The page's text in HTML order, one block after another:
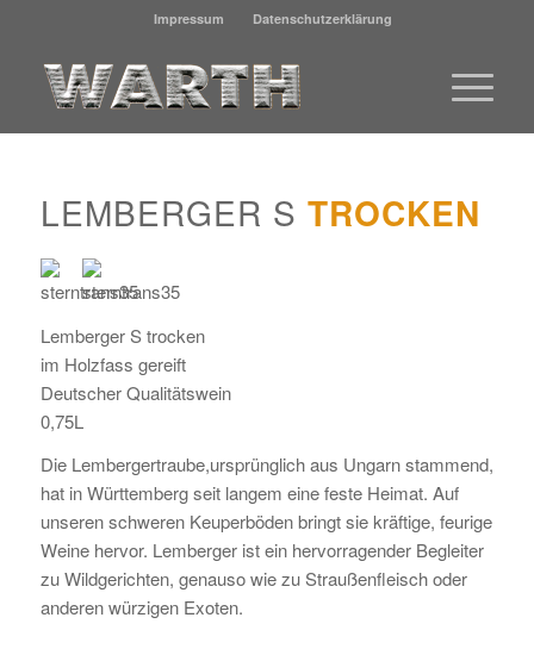
Impressum Datenschutzerklärung
LEMBERGER S TROCKEN
Lemberger S trocken
im Holzfass gereift
Deutscher Qualitätswein
0,75L
Die Lembergertraube,ursprünglich aus Ungarn stammend,
hat in Württemberg seit langem eine feste Heimat. Auf
unseren schweren Keuperböden bringt sie kräftige, feurige
Weine hervor. Lemberger ist ein hervorragender Begleiter
zu Wildgerichten, genauso wie zu Straußenfleisch oder
anderen würzigen Exoten.